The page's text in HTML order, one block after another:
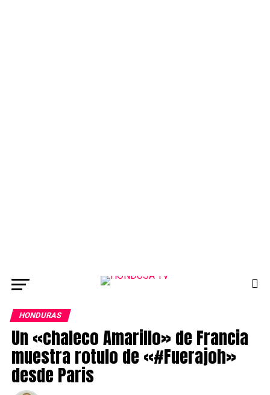
HONDURAS
Un «chaleco Amarillo» de Francia
muestra rotulo de «#Fuerajoh»
desde Paris